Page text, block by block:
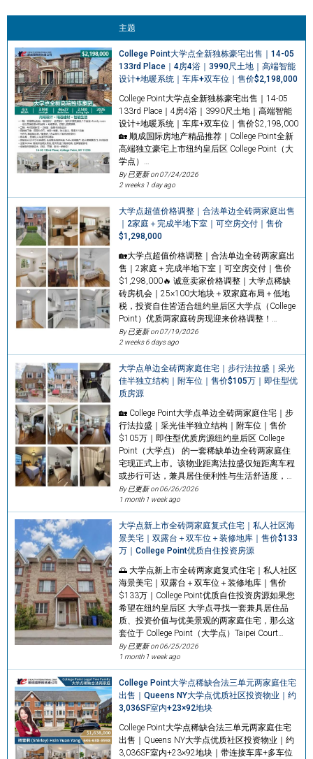
主题
College Point大学点全新独栋豪宅出售｜14-05
133rd Place｜4房4浴｜3990尺土地｜高端智能
设计+地暖系统｜车库+双车位｜售价$2,198,000
College Point大学点全新独栋豪宅出售｜14-05
133rd Place｜4房4浴｜3990尺土地｜高端智能
设计+地暖系统｜车库+双车位｜售价$2,198,000
🏡 顺成国际房地产精品推荐｜College Point全新
高端独立豪宅上市纽约皇后区 College Point（大
学点）…
By 已更新 on07/24/2026
2 weeks 1 day ago
大学点超值价格调整｜合法单边全砖两家庭出售
｜2家庭＋完成半地下室｜可空房交付｜售价
$1,298,000
🏡大学点超值价格调整｜合法单边全砖两家庭出
售｜2家庭＋完成半地下室｜可空房交付｜售价
$1,298,000🔥 诚意卖家价格调整｜大学点稀缺
砖房机会｜25×100大地块＋双家庭布局＋低地
税，投资自住皆适合纽约皇后区大学点（College
Point）优质两家庭砖房现迎来价格调整！…
By 已更新 on07/19/2026
2 weeks 6 days ago
大学点单边全砖两家庭住宅｜步行法拉盛｜采光
佳半独立结构｜附车位｜售价$105万｜即住型优
质房源
🏡 College Point大学点单边全砖两家庭住宅｜步
行法拉盛｜采光佳半独立结构｜附车位｜售价
$105万｜即住型优质房源纽约皇后区 College
Point（大学点） 的一套稀缺单边全砖两家庭住
宅现正式上市。该物业距离法拉盛仅短距离车程
或步行可达，兼具居住便利性与生活舒适度，…
By 已更新 on06/26/2026
1 month 1 week ago
大学点新上市全砖两家庭复式住宅｜私人社区海
景美宅｜双露台＋双车位＋装修地库｜售价$133
万｜College Point优质自住投资房源
🌅 大学点新上市全砖两家庭复式住宅｜私人社区
海景美宅｜双露台＋双车位＋装修地库｜售价
$133万｜College Point优质自住投资房源如果您
希望在纽约皇后区 大学点寻找一套兼具居住品
质、投资价值与优美景观的两家庭住宅，那么这
套位于 College Point（大学点）Taipei Court…
By 已更新 on06/25/2026
1 month 1 week ago
College Point大学点稀缺合法三单元两家庭住宅
出售｜Queens NY大学点优质社区投资物业｜约
3,036SF室内+23×92地块
College Point大学点稀缺合法三单元两家庭住宅
出售｜Queens NY大学点优质社区投资物业｜约
3,036SF室内+23×92地块｜带连接车库+多车位